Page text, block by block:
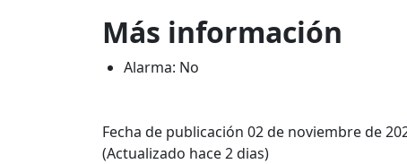
Más información
Alarma: No
Fecha de publicación 02 de noviembre de
(Actualizado hace 2 dias)